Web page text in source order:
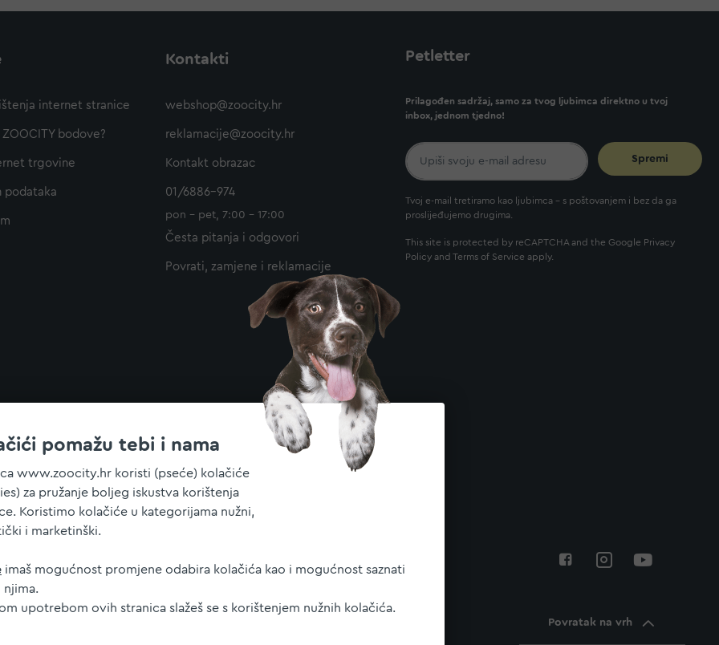
pomažu tebi i nama
www.zoocity.hr koristi (pseće) kolačiće
za pružanje boljeg iskustva korištenja
Koristimo kolačiće u kategorijama nužni,
i marketinški.
imaš mogućnost promjene odabira kolačića kao i mogućnost saznati
njima.
upotrebom ovih stranica slažeš se s korištenjem nužnih kolačića.
internet stranice
bodove?
trgovine
podataka
Kontakti
webshop@zoocity.hr
reklamacije@zoocity.hr
Kontakt obrazac
01/6886-974
pon - pet, 7:00 - 17:00
Česta pitanja i odgovori
Povrati, zamjene i reklamacije
Petletter
Prilagođen sadržaj, samo za tvog ljubimca direktno u tvoj
inbox, jednom tjedno!
Spremi
Tvoj e-mail tretiramo kao ljubimca - s poštovanjem i bez da ga
proslijeđujemo drugima.
This site is protected by reCAPTCHA and the Google Privacy
Policy and Terms of Service apply.
Povratak na vrh